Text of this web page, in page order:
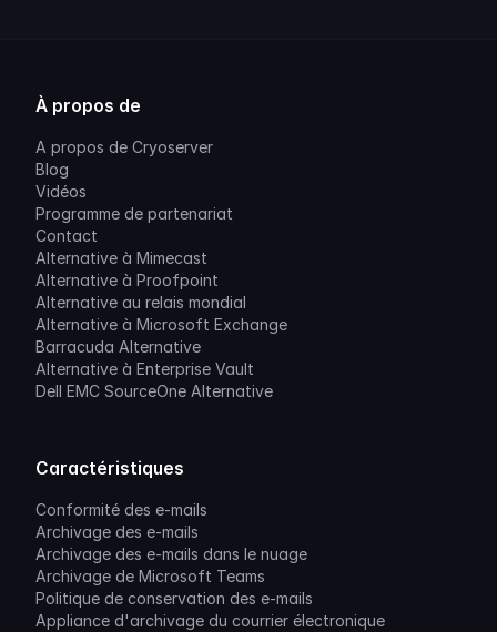
À propos de
A propos de Cryoserver
Blog
Vidéos
Programme de partenariat
Contact
Alternative à Mimecast
Alternative à Proofpoint
Alternative au relais mondial
Alternative à Microsoft Exchange
Barracuda Alternative
Alternative à Enterprise Vault
Dell EMC SourceOne Alternative
Caractéristiques
Conformité des e-mails
Archivage des e-mails
Archivage des e-mails dans le nuage
Archivage de Microsoft Teams
Politique de conservation des e-mails
Appliance d'archivage du courrier électronique